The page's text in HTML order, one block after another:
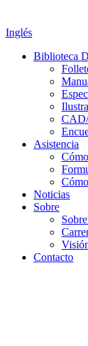
Inglés
Biblioteca
Asistencia
Noticias
Sobre
Contacto